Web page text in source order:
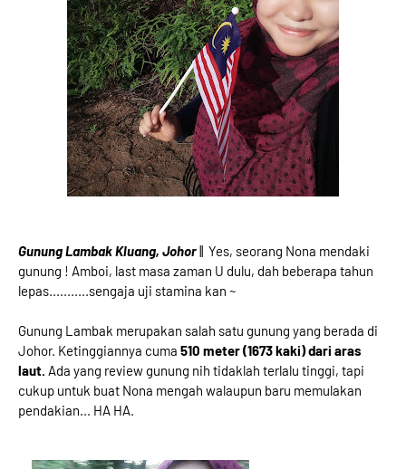
Gunung Lambak Kluang, Johor|| Yes, seorang Nona mendaki
gunung ! Amboi, last masa zaman U dulu, dah beberapa tahun
lepas...........sengaja uji stamina kan ~
Gunung Lambak merupakan salah satu gunung yang berada di
Johor. Ketinggiannya cuma 510 meter (1673 kaki) dari aras
laut. Ada yang review gunung nih tidaklah terlalu tinggi, tapi
cukup untuk buat Nona mengah walaupun baru memulakan
pendakian... HA HA.